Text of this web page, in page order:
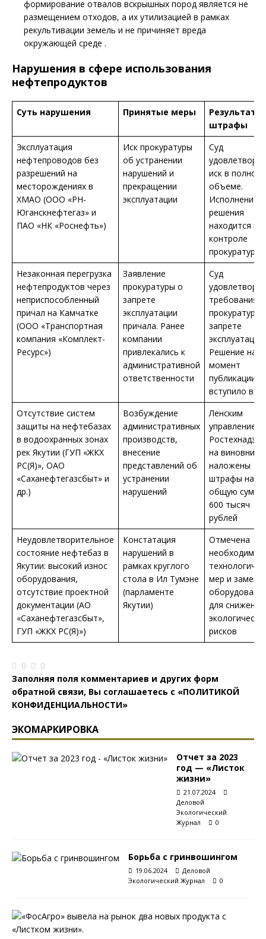
формирование отвалов вскрышных пород является не
размещением отходов, а их утилизацией в рамках
рекультивации земель и не причиняет вреда
окружающей среде .
Нарушения в сфере использования
нефтепродуктов
Суть нарушения Принятые меры
Результаты
штрафы
Эксплуатация
нефтепроводов без
разрешений на
месторождениях в
ХМАО (ООО «РН-
Юганскнефтегаз» и
ПАО «НК «Роснефть»)
Иск прокуратуры
об устранении
нарушений и
прекращении
эксплуатации
Суд
удовлетворил
иск в полном
объеме.
Исполнение
решения
находится на
контроле
прокуратуры
Незаконная перегрузка
нефтепродуктов через
неприспособленный
причал на Камчатке
(ООО «Транспортная
компания «Комплект-
Ресурс»)
Заявление
прокуратуры о
запрете
эксплуатации
причала. Ранее
компании
привлекались к
административной
ответственности
Суд
удовлетворил
требования
прокуратуры
запрете
эксплуатации.
Решение на
момент
публикации
вступило в
Отсутствие систем
защиты на нефтебазах
в водоохранных зонах
рек Якутии (ГУП «ЖКХ
РС(Я)», ОАО
«Саханефтегазсбыт» и
др.)
Возбуждение
административных
производств,
внесение
представлений об
устранении
нарушений
Ленским
управлением
на
наложены
штрафы на
общую сумму
600 тысяч
рублей
Неудовлетворительное
состояние нефтебаз в
Якутии: высокий износ
оборудования,
отсутствие проектной
документации (АО
«Саханефтегазсбыт»,
ГУП «ЖКХ РС(Я)»)
Констатация
нарушений в
рамках круглого
стола в Ил Тумэне
(парламенте
Якутии)
Отмечена
мер и замены
для снижения
рисков
0
0
Заполняя поля комментариев и других форм
обратной связи, Вы соглашаетесь с «ПОЛИТИКОЙ
КОНФИДЕНЦИАЛЬНОСТИ»
ЭКОМАРКИРОВКА
Отчет за 2023
год — «Листок
жизни»
21.07.2024
Деловой
Экологический
Журнал
0
Борьба с гринвошингом
19.06.2024
Деловой
Экологический Журнал
0